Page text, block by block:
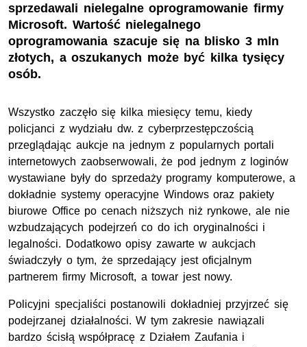
sprzedawali nielegalne oprogramowanie firmy
Microsoft. Wartość nielegalnego
oprogramowania szacuje się na blisko 3 mln
złotych, a oszukanych może być kilka tysięcy
osób.
Wszystko zaczęło się kilka miesięcy temu, kiedy
policjanci z wydziału dw. z cyberprzestępczością
przeglądając aukcje na jednym z popularnych portali
internetowych zaobserwowali, że pod jednym z loginów
wystawiane były do sprzedaży programy komputerowe, a
dokładnie systemy operacyjne Windows oraz pakiety
biurowe Office po cenach niższych niż rynkowe, ale nie
wzbudzających podejrzeń co do ich oryginalności i
legalności. Dodatkowo opisy zawarte w aukcjach
świadczyły o tym, że sprzedający jest oficjalnym
partnerem firmy Microsoft, a towar jest nowy.
Policyjni specjaliści postanowili dokładniej przyjrzeć się
podejrzanej działalności. W tym zakresie nawiązali
bardzo ścisłą współpracę z Działem Zaufania i